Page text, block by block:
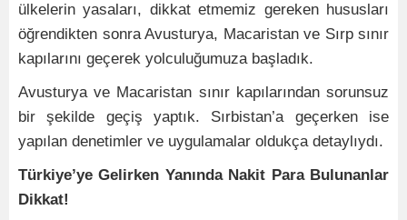
ülkelerin yasaları, dikkat etmemiz gereken hususları
öğrendikten sonra Avusturya, Macaristan ve Sırp sınır
kapılarını geçerek yolculuğumuza başladık.
Avusturya ve Macaristan sınır kapılarından sorunsuz
bir şekilde geçiş yaptık. Sırbistan’a geçerken ise
yapılan denetimler ve uygulamalar oldukça detaylıydı.
Türkiye’ye Gelirken Yanında Nakit Para Bulunanlar
Dikkat!